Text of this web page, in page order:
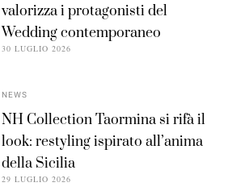
valorizza i protagonisti del
Wedding contemporaneo
30 LUGLIO 2026
NEWS
NH Collection Taormina si rifà il
look: restyling ispirato all’anima
della Sicilia
29 LUGLIO 2026